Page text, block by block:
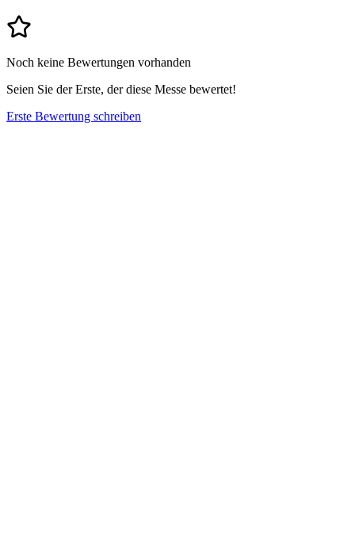
Noch keine Bewertungen vorhanden
Seien Sie der Erste, der diese Messe bewertet!
Erste Bewertung schreiben